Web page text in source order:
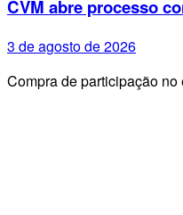
CVM abre processo
3 de agosto de 2026
Compra de participação